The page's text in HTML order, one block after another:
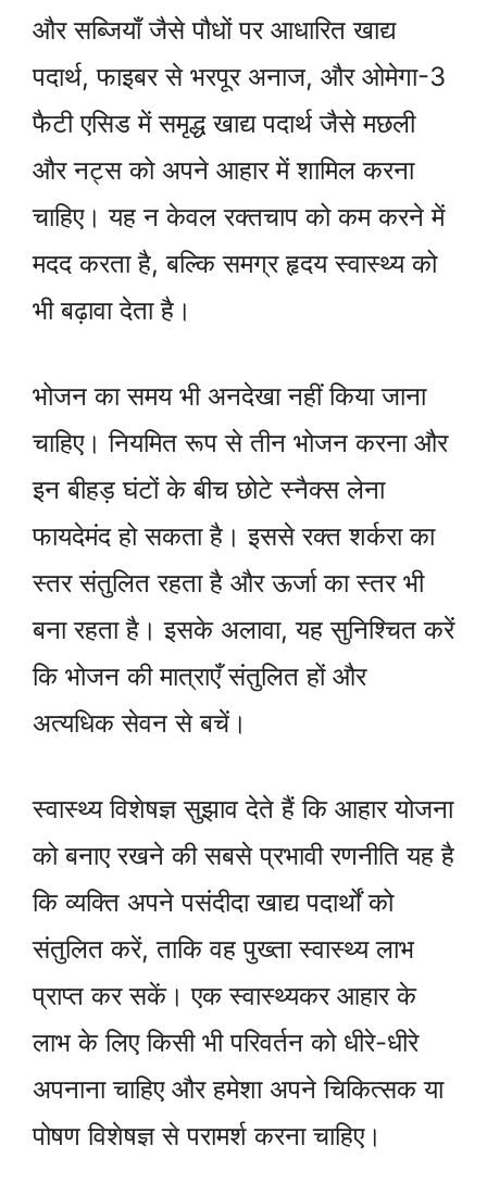
और सब्जियाँ जैसे पौधों पर आधारित खाद्य
पदार्थ, फाइबर से भरपूर अनाज, और ओमेगा-3
फैटी एसिड में समृद्ध खाद्य पदार्थ जैसे मछली
और नट्स को अपने आहार में शामिल करना
चाहिए। यह न केवल रक्तचाप को कम करने में
मदद करता है, बल्कि समग्र हृदय स्वास्थ्य को
भी बढ़ावा देता है।
भोजन का समय भी अनदेखा नहीं किया जाना
चाहिए। नियमित रूप से तीन भोजन करना और
इन बीहड़ घंटों के बीच छोटे स्नैक्स लेना
फायदेमंद हो सकता है। इससे रक्त शर्करा का
स्तर संतुलित रहता है और ऊर्जा का स्तर भी
बना रहता है। इसके अलावा, यह सुनिश्चित करें
कि भोजन की मात्राएँ संतुलित हों और
अत्यधिक सेवन से बचें।
स्वास्थ्य विशेषज्ञ सुझाव देते हैं कि आहार योजना
को बनाए रखने की सबसे प्रभावी रणनीति यह है
कि व्यक्ति अपने पसंदीदा खाद्य पदार्थों को
संतुलित करें, ताकि वह पुख्ता स्वास्थ्य लाभ
प्राप्त कर सकें। एक स्वास्थ्यकर आहार के
लाभ के लिए किसी भी परिवर्तन को धीरे-धीरे
अपनाना चाहिए और हमेशा अपने चिकित्सक या
पोषण विशेषज्ञ से परामर्श करना चाहिए।